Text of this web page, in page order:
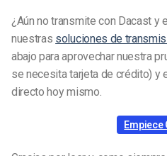
¿Aún no transmite con Dacast y
nuestras soluciones de
abajo para aprovechar nuestra
se necesita tarjeta de crédito) y
directo hoy mismo.
Empiece